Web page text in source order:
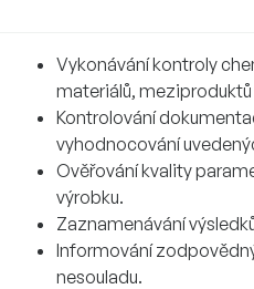
Vykonávání kontroly
materiálů,
Kontrolování
vyhodnocování
Ověřování kvality
výrobku.
Zaznamenávání
Informování
nesouladu.